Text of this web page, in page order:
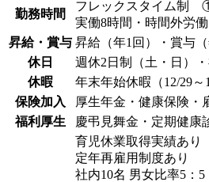
勤務時間
フレックスタイム制
実働8時間・時間外労
昇給・賞与 昇給（年1回）・賞与
休日
週休2日制（土・日）・
休暇
年末年始休暇（12/29
保険加入
厚生年金・健康保険・
福利厚生
慶弔見舞金・定期健康
育児休業取得実績あり
定年再雇用制度あり
社内10名 男女比率5：5